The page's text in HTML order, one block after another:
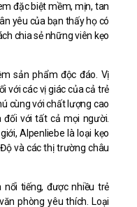
đặc biệt mềm, mịn, tan
yêu của bạn thấy họ có
chia sẻ những viên kẹo
sản phẩm độc đáo. Vị
với các vị giác của cả trẻ
cùng với chất lượng cao
đối với tất cả mọi người.
Alpenliebe là loại kẹo
và các thị trường châu
nổi tiếng, được nhiều trẻ
phòng yêu thích. Loại